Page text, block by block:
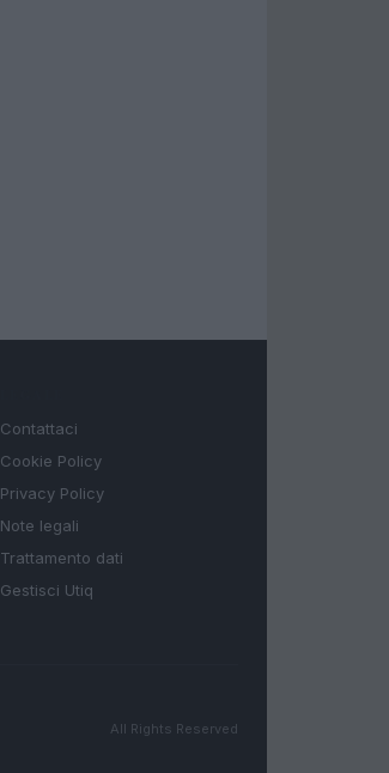
Contattaci
Cookie Policy
Privacy Policy
Note legali
Trattamento dati
Gestisci Utiq
All Rights Reserved